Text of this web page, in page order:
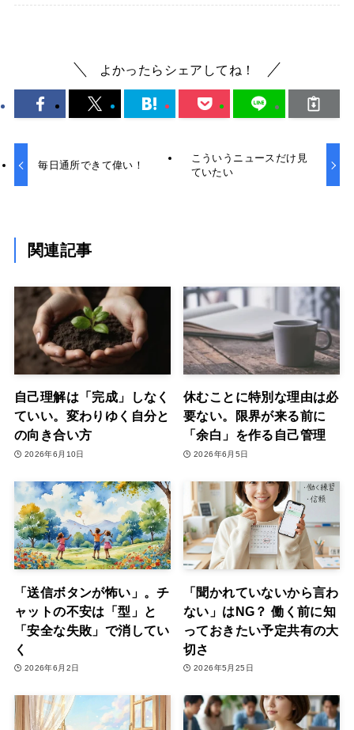
よかったらシェアしてね！
毎日通所できて偉い！
こういうニュースだけ見
ていたい
関連記事
自己理解は「完成」しなく
ていい。変わりゆく自分と
の向き合い方
2026年6月10日
休むことに特別な理由は必
要ない。限界が来る前に
「余白」を作る自己管理
2026年6月5日
「送信ボタンが怖い」。チ
ャットの不安は「型」と
「安全な失敗」で消してい
く
2026年6月2日
「聞かれていないから言わ
ない」はNG？ 働く前に知
っておきたい予定共有の大
切さ
2026年5月25日